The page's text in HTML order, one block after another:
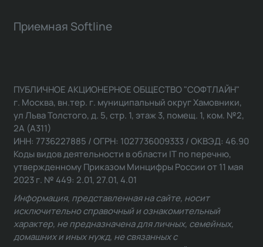
Приемная Softline
ПУБЛИЧНОЕ АКЦИОНЕРНОЕ ОБЩЕСТВО "СОФТЛАЙН"
г. Москва, вн.тер. г. муниципальный округ Хамовники,
ул Льва Толстого, д. 5, стр. 1, этаж 3, помещ. 1, ком. №2,
2А (А311)
ИНН: 7736227885 / ОГРН: 1027736009333 / ОКВЭД: 46.90
Коды видов деятельности в области IT по перечню,
утвержденному Приказом Минцифры России от 11 мая
2023 г. № 449: 2.01, 27.01, 4.01
Информация, представленная на сайте, носит
исключительно справочный и ознакомительный
характер, не предназначена для личных, семейных,
домашних и иных нужд, не связанных с